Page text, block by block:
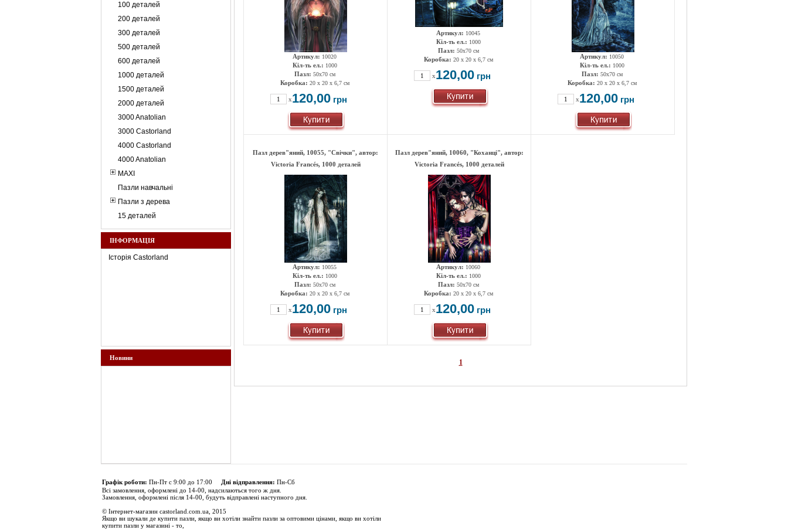
100 деталей
200 деталей
300 деталей
500 деталей
600 деталей
1000 деталей
1500 деталей
2000 деталей
3000 Anatolian
3000 Castorland
4000 Castorland
4000 Anatolian
MAXI
Пазли навчальні
Пазли з дерева
15 деталей
ІНФОРМАЦІЯ
Історія Castorland
Новини
Артикул: 10020
Кіл-ть ел.: 1000
Пазл: 50х70 см
Коробка: 20 x 20 x 6,7 см
x120,00 грн
Артикул: 10045
Кіл-ть ел.: 1000
Пазл: 50х70 см
Коробка: 20 x 20 x 6,7 см
x120,00 грн
Артикул: 10050
Кіл-ть ел.: 1000
Пазл: 50х70 см
Коробка: 20 x 20 x 6,7 см
x120,00 грн
Пазл дерев"яний, 10055, "Свічки", автор:
Victoria Francés, 1000 деталей
Артикул: 10055
Кіл-ть ел.: 1000
Пазл: 50х70 см
Коробка: 20 x 20 x 6,7 см
x120,00 грн
Пазл дерев"яний, 10060, "Коханці", автор:
Victoria Francés, 1000 деталей
Артикул: 10060
Кіл-ть ел.: 1000
Пазл: 50х70 см
Коробка: 20 x 20 x 6,7 см
x120,00 грн
1
Графік роботи: Пн-Пт с 9:00 до 17:00 Дні відправлення: Пн-Сб
Всі замовлення, оформлені до 14-00, надсилаються того ж дня.
Замовлення, оформлені після 14-00, будуть відправлені наступного дня.
© Інтернет-магазин castorland.com.ua, 2015
Якщо ви шукали де купити пазли, якщо ви хотіли знайти пазли за оптовими цінами, якщо ви хотіли
купити пазли у магазині - то,